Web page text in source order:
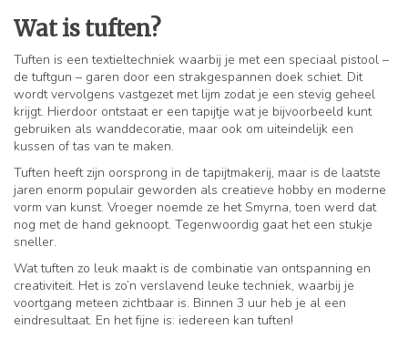
Wat is tuften?
Tuften is een textieltechniek waarbij je met een speciaal pistool –
de tuftgun – garen door een strakgespannen doek schiet. Dit
wordt vervolgens vastgezet met lijm zodat je een stevig geheel
krijgt. Hierdoor ontstaat er een tapijtje wat je bijvoorbeeld kunt
gebruiken als wanddecoratie, maar ook om uiteindelijk een
kussen of tas van te maken.
Tuften heeft zijn oorsprong in de tapijtmakerij, maar is de laatste
jaren enorm populair geworden als creatieve hobby en moderne
vorm van kunst. Vroeger noemde ze het Smyrna, toen werd dat
nog met de hand geknoopt. Tegenwoordig gaat het een stukje
sneller.
Wat tuften zo leuk maakt is de combinatie van ontspanning en
creativiteit. Het is zo’n verslavend leuke techniek, waarbij je
voortgang meteen zichtbaar is. Binnen 3 uur heb je al een
eindresultaat. En het fijne is: iedereen kan tuften!